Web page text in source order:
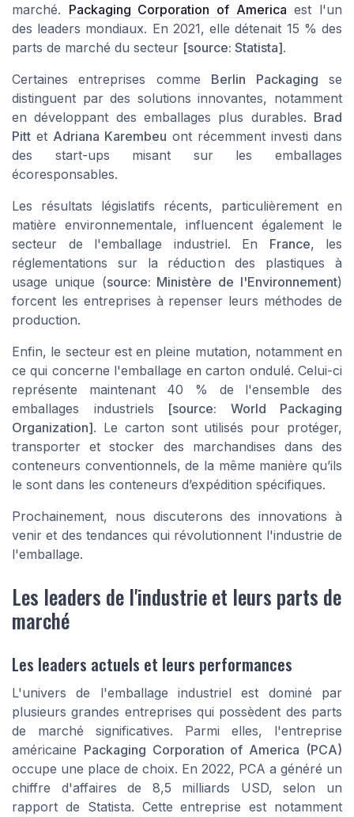
marché. Packaging Corporation of America est l'un
des leaders mondiaux. En 2021, elle détenait 15 % des
parts de marché du secteur [source: Statista].
Certaines entreprises comme Berlin Packaging se
distinguent par des solutions innovantes, notamment
en développant des emballages plus durables. Brad
Pitt et Adriana Karembeu ont récemment investi dans
des start-ups misant sur les emballages
écoresponsables.
Les résultats législatifs récents, particulièrement en
matière environnementale, influencent également le
secteur de l'emballage industriel. En France, les
réglementations sur la réduction des plastiques à
usage unique (source: Ministère de l'Environnement)
forcent les entreprises à repenser leurs méthodes de
production.
Enfin, le secteur est en pleine mutation, notamment en
ce qui concerne l'emballage en carton ondulé. Celui-ci
représente maintenant 40 % de l'ensemble des
emballages industriels [source: World Packaging
Organization]. Le carton sont utilisés pour protéger,
transporter et stocker des marchandises dans des
conteneurs conventionnels, de la même manière qu’ils
le sont dans les conteneurs d’expédition spécifiques.
Prochainement, nous discuterons des innovations à
venir et des tendances qui révolutionnent l'industrie de
l'emballage.
Les leaders de l'industrie et leurs parts de
marché
Les leaders actuels et leurs performances
L'univers de l'emballage industriel est dominé par
plusieurs grandes entreprises qui possèdent des parts
de marché significatives. Parmi elles, l'entreprise
américaine Packaging Corporation of America (PCA)
occupe une place de choix. En 2022, PCA a généré un
chiffre d'affaires de 8,5 milliards USD, selon un
rapport de Statista. Cette entreprise est notamment